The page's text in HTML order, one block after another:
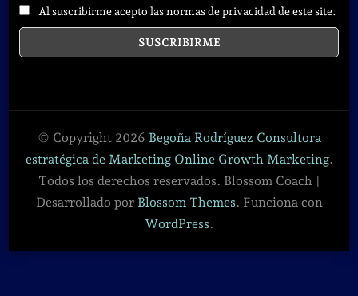
Al suscribirme acepto las normas de privacidad de este site.
© Copyright 2026 Begoña Rodríguez Consultora
estratégica de Marketing Online Growth Marketing.
Todos los derechos reservados. Blossom Coach |
Desarrollado por Blossom Themes. Funciona con
WordPress.